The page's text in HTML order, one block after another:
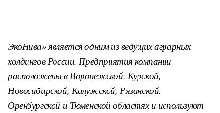
ЭкоНива» является одним из ведущих аграрных
холдингов России.Предприятия компании
расположены в Воронежской, Курской,
Новосибирской, Калужской, Рязанской,
Оренбургской и Тюменской областях и используют